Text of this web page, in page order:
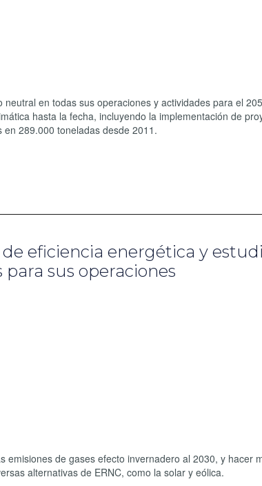
en todas sus operaciones y actividades para el
hasta la fecha, incluyendo la implementación de
289.000 toneladas desde 2011.
eficiencia energética y
sus operaciones
de gases efecto invernadero al 2030, y hacer
alternativas de ERNC, como la solar y eólica.